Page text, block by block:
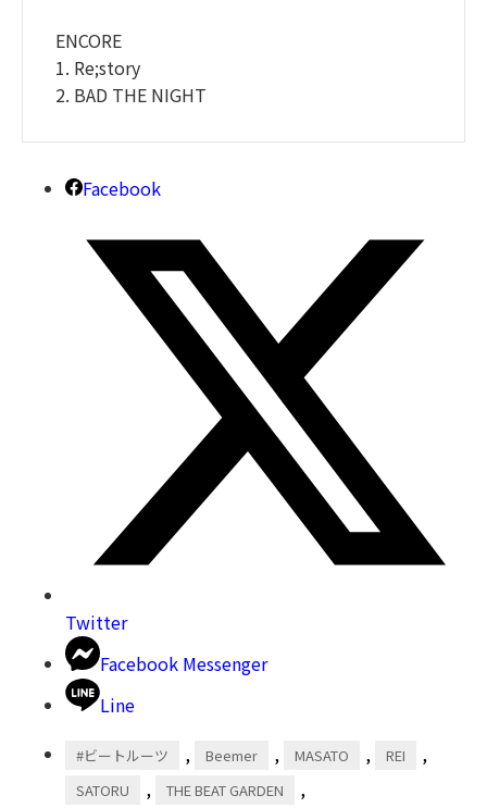
ENCORE
1. Re;story
2. BAD THE NIGHT
Facebook
Twitter
Facebook Messenger
Line
#ビートルーツ , Beemer , MASATO , REI ,
SATORU , THE BEAT GARDEN ,